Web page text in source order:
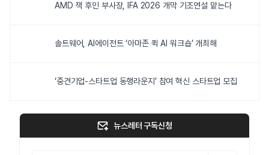
AMD 잭 후인 부사장, IFA 2026 개막 기조연설 맡는다
솔트웨어, AI에이전트 ‘아마존 퀵 AI 워크숍’ 개최해
‘중견기업-스타트업 동행라운지’ 참여 혁신 스타트업 모집
뉴스레터 구독신청